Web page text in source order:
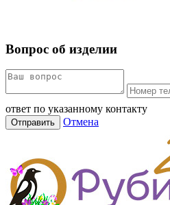
Вопрос об изделии
ответ по указанному контакту
Отправить Отмена